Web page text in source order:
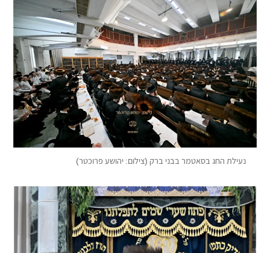
נעילת החג בסאטמר בבני ברק (צילום: יהושע פרוכטר)